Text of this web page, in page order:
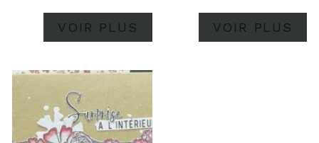
VOIR PLUS VOIR PLUS